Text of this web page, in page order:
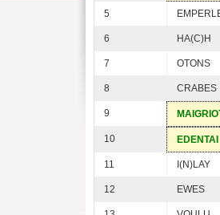
5
6 HA(C)H
7 OTONS
8 CRABES
9
10 EDENTAI
11 I(N)LAY
12 EWES